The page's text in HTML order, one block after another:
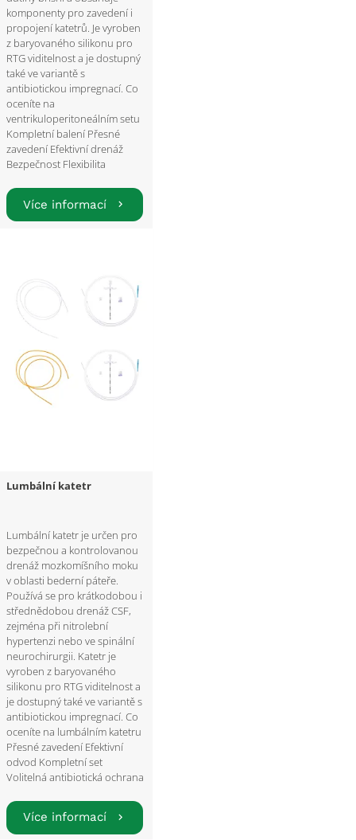
komponenty pro zavedení i
propojení katetrů. Je vyroben
z baryovaného silikonu pro
RTG viditelnost a je dostupný
také ve variantě s
antibiotickou impregnací. Co
oceníte na
ventrikuloperitoneálním setu
Kompletní balení Přesné
zavedení Efektivní drenáž
Bezpečnost Flexibilita
Více informací
Lumbální katetr
Lumbální katetr je určen pro
bezpečnou a kontrolovanou
drenáž mozkomíšního moku
v oblasti bederní páteře.
Používá se pro krátkodobou i
střednědobou drenáž CSF,
zejména při nitrolební
hypertenzi nebo ve spinální
neurochirurgii. Katetr je
vyroben z baryovaného
silikonu pro RTG viditelnost a
je dostupný také ve variantě s
antibiotickou impregnací. Co
oceníte na lumbálním katetru
Přesné zavedení Efektivní
odvod Kompletní set
Volitelná antibiotická ochrana
Více informací